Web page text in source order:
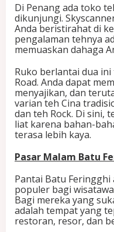
i
a
Di Penang ada toko
dikunjungi.
Anda beristirahat di
pengalaman tehnya
memuaskan dahaga
Ruko berlantai dua
Road. Anda dapat
menyajikan, dan
varian teh Cina
dan teh Rock. Di sini,
liat karena bahan-
terasa lebih kaya.
Pasar Malam Batu
Pantai Batu
populer bagi
Bagi mereka yang
adalah tempat yang
restoran, resor, dan